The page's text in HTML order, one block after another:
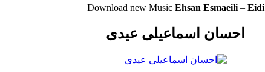
Download new Music Ehsan Esmaeili– Eidi
احسان اسماعیلی عیدی